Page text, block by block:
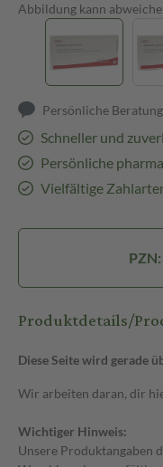
Abbildung kann
Persönliche Beratung
Schneller und
Persönliche
Vielfältige
Produktdetails/
Diese Seite wird gerade
Wir arbeiten daran, dir
Wichtiger Hinweis:
Unsere Produktangaben